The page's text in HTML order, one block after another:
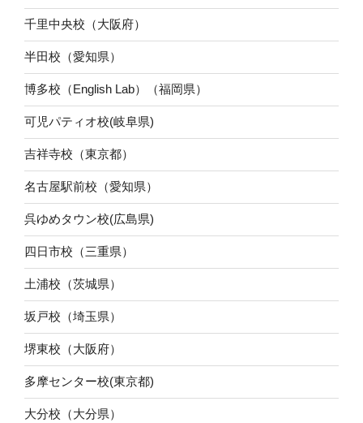
千里中央校（大阪府）
半田校（愛知県）
博多校（English Lab）（福岡県）
可児パティオ校(岐阜県)
吉祥寺校（東京都）
名古屋駅前校（愛知県）
呉ゆめタウン校(広島県)
四日市校（三重県）
土浦校（茨城県）
坂戸校（埼玉県）
堺東校（大阪府）
多摩センター校(東京都)
大分校（大分県）